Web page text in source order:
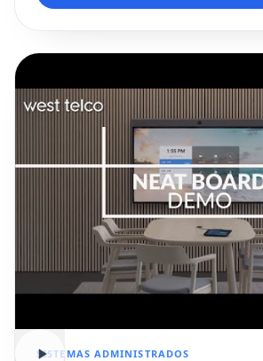
SISTEMAS ADMINISTRADOS